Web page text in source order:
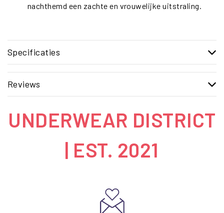
nachthemd een zachte en vrouwelijke uitstraling.
Specificaties
Reviews
UNDERWEAR DISTRICT
| EST. 2021